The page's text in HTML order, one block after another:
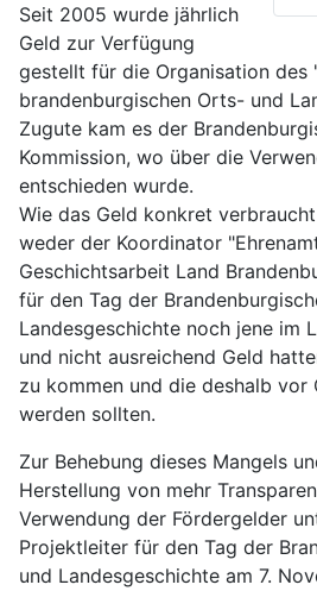
Seit 2005 wurde jährlich
Geld zur Verfügung
gestellt für die Organisation des
brandenburgischen Orts- und
Zugute kam es der
Kommission, wo über die
entschieden wurde.
Wie das Geld konkret
weder der Koordinator
Geschichtsarbeit Land
für den Tag der
Landesgeschichte noch jene im
und nicht ausreichend Geld
zu kommen und die deshalb
werden sollten.
Zur Behebung dieses Mangels
Herstellung von mehr
Verwendung der Fördergelder
Projektleiter für den Tag der
und Landesgeschichte am 7.